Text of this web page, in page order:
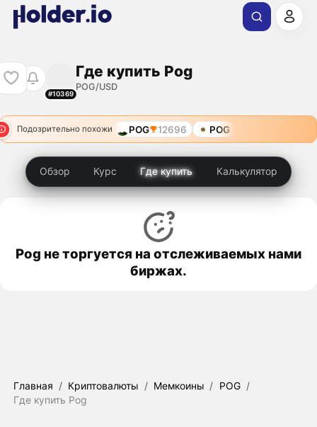
#10369
Где купить Pog
POG/USD
Подозрительно похожи POG 12696 POG
Обзор Курс Где купить Калькулятор
Pog не торгуется на отслеживаемых нами
биржах.
Главная / Криптовалюты / Мемкоины / POG /
Где купить Pog